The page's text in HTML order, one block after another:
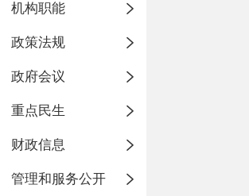
机构职能
政策法规
政府会议
重点民生
财政信息
管理和服务公开